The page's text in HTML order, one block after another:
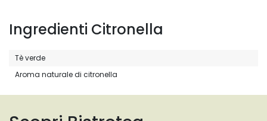
Ingredienti Citronella
Tè verde
Aroma naturale di citronella